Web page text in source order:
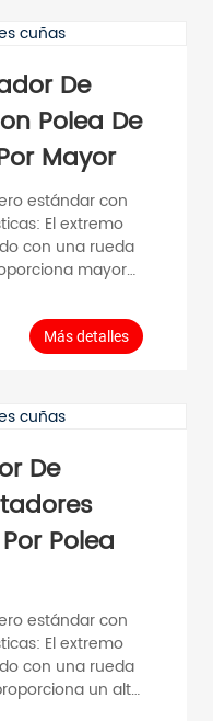
en contacto
y los materiales
se utilizan
De
Polea De
Mayor
estándar con
El extremo
con una rueda
mayor
de cojinetes de
garantiza un
a
Material
0,5 m/s.
a 40 °C.
Plástico y
Más detalles
De
Polea
estándar con
El extremo
con una rueda
un alto